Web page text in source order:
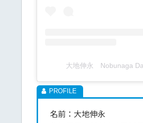
大地伸永 Nobunaga
名前：大地伸永